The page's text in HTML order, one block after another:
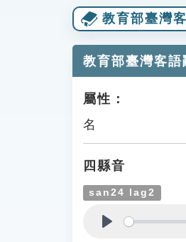
教育部臺灣
教育部臺灣客語
屬性：
名
四縣音
san24 lag2